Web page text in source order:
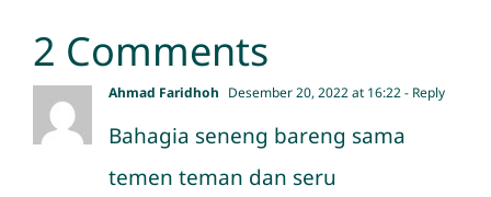
2 Comments
Ahmad Faridhoh Desember 20, 2022 at 16:22- Reply
Bahagia seneng bareng sama
temen teman dan seru